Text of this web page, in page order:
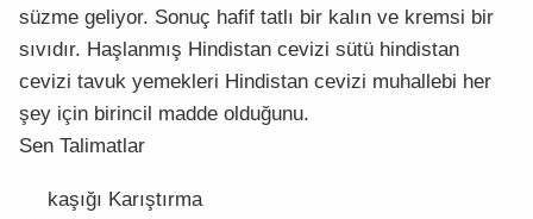
süzme geliyor. Sonuç hafif tatlı bir kalın ve kremsi bir
sıvıdır. Haşlanmış Hindistan cevizi sütü hindistan
cevizi tavuk yemekleri Hindistan cevizi muhallebi her
şey için birincil madde olduğunu.
Sen Talimatlar
kaşığı Karıştırma